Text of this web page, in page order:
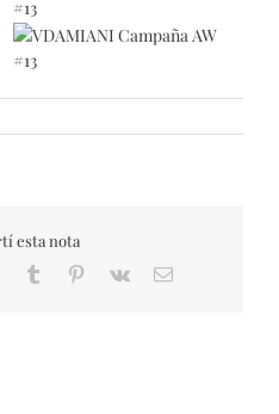
esta nota
Tumblr Pinterest
Vk Email